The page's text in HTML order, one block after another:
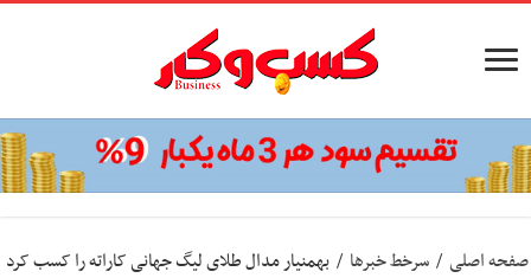
صفحه اصلی / سرخط خبرها / بهمنیار مدال طلای لیگ جهانی کاراته را کسب کرد